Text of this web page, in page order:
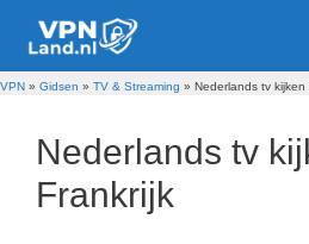
naar
inhoud
VPN » Gidsen » TV & Streaming » Nederlands tv kijken
Nederlands tv
Frankrijk